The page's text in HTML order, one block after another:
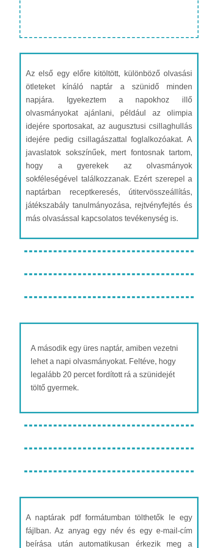
Az első egy előre kitöltött, különböző olvasási
ötleteket kínáló naptár a szünidő minden
napjára. Igyekeztem a napokhoz illő
olvasmányokat ajánlani, például az olimpia
idejére sportosakat, az augusztusi csillaghullás
idejére pedig csillagászattal foglalkozóakat. A
javaslatok sokszínűek, mert fontosnak tartom,
hogy a gyerekek az olvasmányok
sokféleségével találkozzanak. Ezért szerepel a
naptárban receptkeresés, útitervösszeállítás,
játékszabály tanulmányozása, rejtvényfejtés és
más olvasással kapcsolatos tevékenység is.
A második egy üres naptár, amiben vezetni
lehet a napi olvasmányokat. Feltéve, hogy
legalább 20 percet fordított rá a szünidejét
töltő gyermek.
A naptárak pdf formátumban tölthetők le egy
fájlban. Az anyag egy név és egy e-mail-cím
beírása után automatikusan érkezik meg a